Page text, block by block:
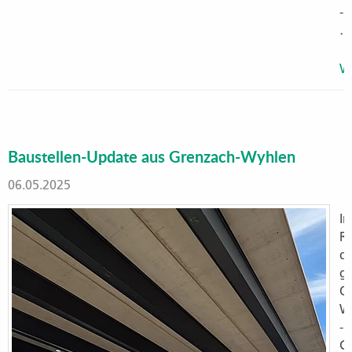
-
…
Baustellen-Update aus Grenzach-Wyhlen
06.05.2025
-